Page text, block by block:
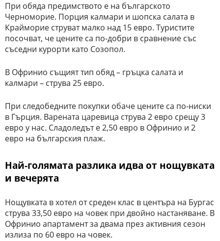
При обяда предимството е на българското
Черноморие. Порция калмари и шопска салата в
Крайморие струват малко над 15 евро. Туристите
посочват, че цените са по-добри в сравнение със
съседни курорти като Созопол.
В Офринио същият тип обяд – гръцка салата и
калмари – струва 25 евро.
При следобедните покупки обаче цените са по-ниски
в Гърция. Варената царевица струва 2 евро срещу 3
евро у нас. Сладоледът е 2,50 евро в Офринио и 2
евро на българския плаж.
Най-голямата разлика идва от нощувката
и вечерята
Нощувката в хотел от среден клас в центъра на Бургас
струва 33,50 евро на човек при двойно настаняване. В
Офринио апартамент за двама през активния сезон
излиза по 60 евро на човек.